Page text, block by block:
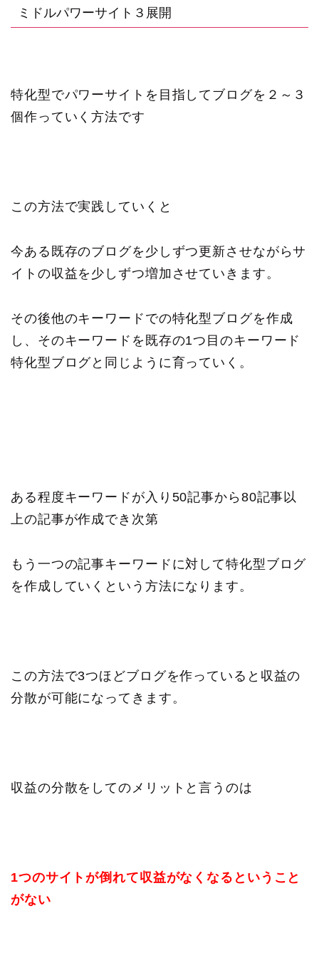
ミドルパワーサイト３展開
特化型でパワーサイトを目指してブログを２～３
個作っていく方法です
この方法で実践していくと
今ある既存のブログを少しずつ更新させながらサ
イトの収益を少しずつ増加させていきます。
その後他のキーワードでの特化型ブログを作成
し、そのキーワードを既存の1つ目のキーワード
特化型ブログと同じように育っていく。
ある程度キーワードが入り50記事から80記事以
上の記事が作成でき次第
もう一つの記事キーワードに対して特化型ブログ
を作成していくという方法になります。
この方法で3つほどブログを作っていると収益の
分散が可能になってきます。
収益の分散をしてのメリットと言うのは
1つのサイトが倒れて収益がなくなるということ
がない